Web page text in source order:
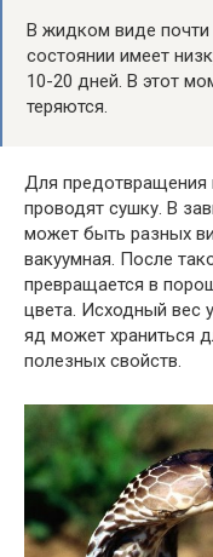
В жидком виде почти
состоянии имеет
10-20 дней. В этот
теряются.
Для предотвращения
проводят сушку. В
может быть разных
вакуумная. После
превращается в
цвета. Исходный вес
яд может храниться
полезных свойств.